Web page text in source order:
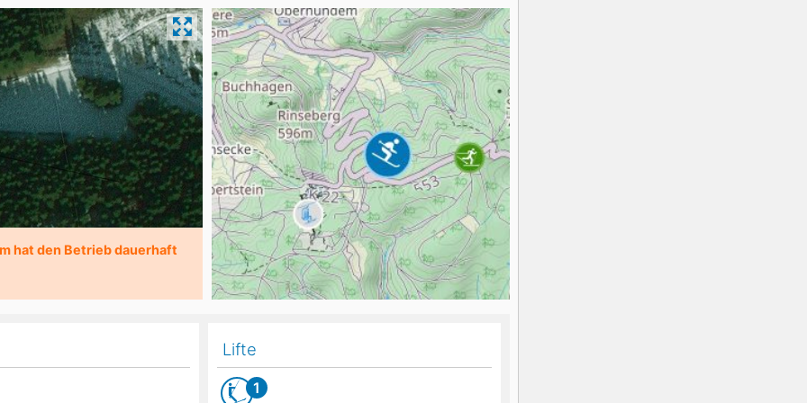
hat den Betrieb dauerhaft
Lifte
1
Russland Südkorea Türkei Georgien
Aserbaidschan Vereinigte Arabische Emirate
Head Dynastar Salomon K2
Stöckli Kästle Scott Black Diamond
Indigo
Ogso